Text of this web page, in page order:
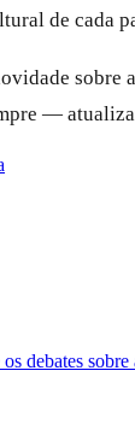
de cada
—
debates